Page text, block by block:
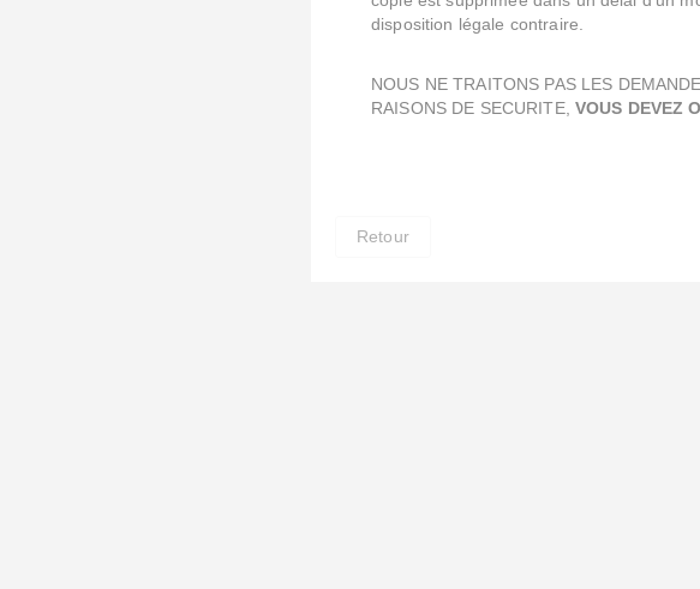
disposition légale contraire.
NOUS NE TRAITONS PAS LES
RAISONS DE SECURITE, VOUS DEVEZ
Retour